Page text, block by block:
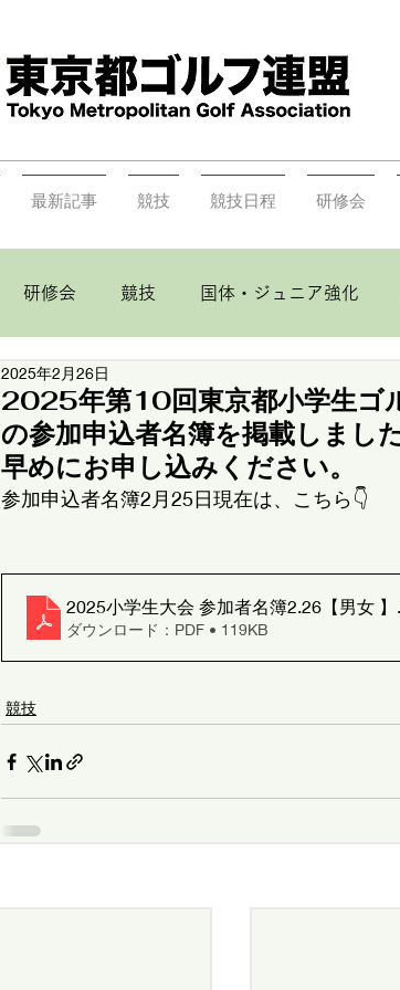
最新記事 競技 競技日程 研修会
研修会 競技 国体・ジュニア強化
2025年第10回東京都小学生ゴ
の参加申込者名簿を掲載しまし
早めにお申し込みください。
2025年2月26日
参加申込者名簿2月25日現在は、こちら👇
2025小学生大会 参加者名簿2.26【男女 】
ダウンロード：PDF • 119KB
競技